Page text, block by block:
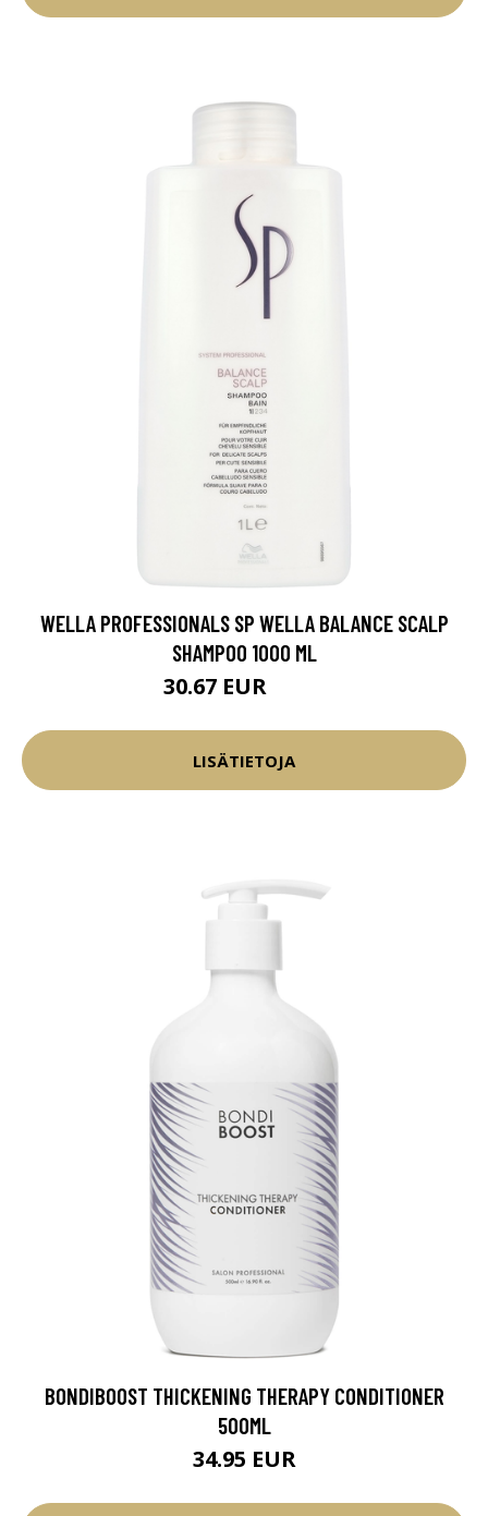
WELLA PROFESSIONALS SP WELLA BALANCE SCALP
SHAMPOO 1000 ML
30.67 EUR
LISÄTIETOJA
BONDIBOOST THICKENING THERAPY CONDITIONER
500ML
34.95 EUR